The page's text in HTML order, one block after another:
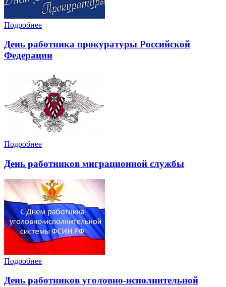
Подробнее
День работника прокуратуры Российской
Федерации
Подробнее
День работников миграционной службы
Подробнее
День работников уголовно-исполнительной